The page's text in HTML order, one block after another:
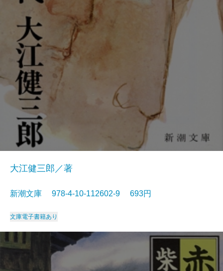
大江健三郎／著
新潮文庫 978-4-10-112602-9 693円
文庫電子書籍あり